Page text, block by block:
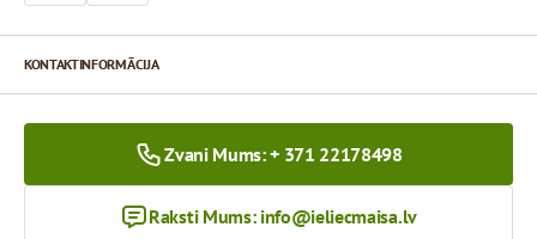
KONTAKTINFORMĀCIJA
Zvani Mums: + 371 22178498
Raksti Mums: info@ieliecmaisa.lv